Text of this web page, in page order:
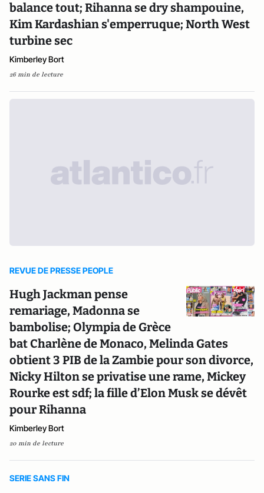
balance tout; Rihanna se dry shampouine,
Kim Kardashian s'emperruque; North West
turbine sec
Kimberley Bort
26 min de lecture
REVUE DE PRESSE PEOPLE
Hugh Jackman pense
remariage, Madonna se
bambolise; Olympia de Grèce
bat Charlène de Monaco, Melinda Gates
obtient 3 PIB de la Zambie pour son divorce,
Nicky Hilton se privatise une rame, Mickey
Rourke est sdf; la fille d’Elon Musk se dévêt
pour Rihanna
Kimberley Bort
20 min de lecture
SERIE SANS FIN